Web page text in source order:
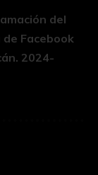
del
Facebook
2024-